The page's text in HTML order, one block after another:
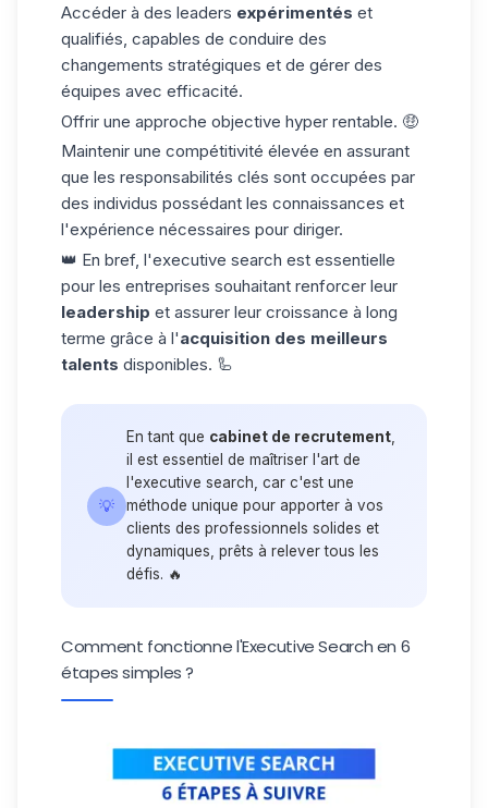
Accéder à des leaders expérimentés et
qualifiés, capables de conduire des
changements stratégiques et de gérer des
équipes avec efficacité.
Offrir une approche objective hyper rentable. 🤑
Maintenir une compétitivité élevée en assurant
que les responsabilités clés sont occupées par
des individus possédant les connaissances et
l'expérience nécessaires pour diriger.
👑 En bref, l'executive search est essentielle
pour les entreprises souhaitant renforcer leur
leadership et assurer leur croissance à long
terme grâce à l'acquisition des meilleurs
talents disponibles. 🦾
💡
En tant que cabinet de recrutement
il est essentiel de maîtriser l'art de
l'executive search, car c'est une
méthode unique pour apporter à vos
clients des professionnels solides et
dynamiques, prêts à relever tous les
défis. 🔥
Comment fonctionne l'Executive Search en 6
étapes simples ?